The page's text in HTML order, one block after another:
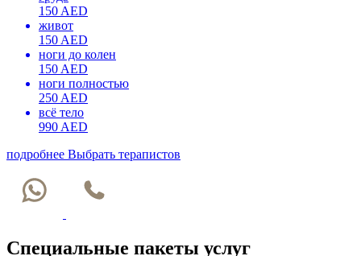
150 AED
живот
150 AED
ноги до колен
150 AED
ноги полностью
250 AED
всё тело
990 AED
подробнее Выбрать терапистов
Специальные пакеты услуг